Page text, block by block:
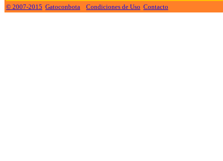
© 2007-2015 Gatoconbota Condiciones de Uso Contacto